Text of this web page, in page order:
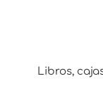
Libros,